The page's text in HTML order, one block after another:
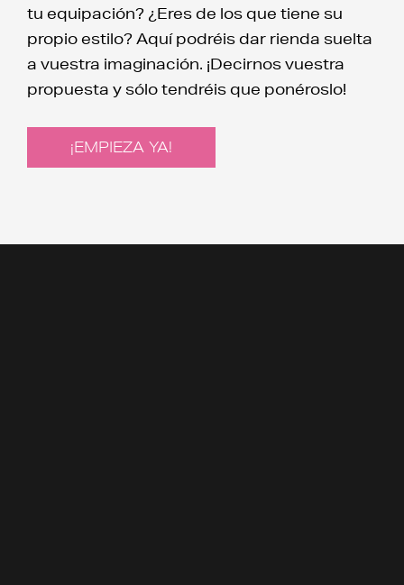
tu equipación? ¿Eres de los que tiene su
propio estilo? Aquí podréis dar rienda suelta
a vuestra imaginación. ¡Decirnos vuestra
propuesta y sólo tendréis que ponéroslo!
¡EMPIEZA YA!